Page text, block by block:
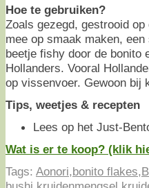
Hoe te gebruiken?
Zoals gezegd, gestrooid
mee op smaak maken,
beetje fishy door de bonito
Hollanders. Vooral
op vissenvoer. Gewoon bij
Tips, weetjes & recepten
Lees op het Just-
Wat is er te koop? (klik
Tags: Aonori,bonito flakes,